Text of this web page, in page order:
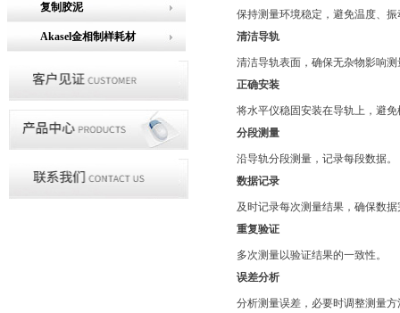
复制胶泥
Akasel金相制样耗材
保持测量环境稳定，避免温度、
清洁导轨
清洁导轨表面，确保无杂物影响测
正确安装
将水平仪稳固安装在导轨上，避免
分段测量
沿导轨分段测量，记录每段数据。
数据记录
及时记录每次测量结果，确保数据
重复验证
多次测量以验证结果的一致性。
误差分析
分析测量误差，必要时调整测量方